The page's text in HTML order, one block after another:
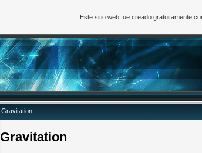
Gravitation
Gravitation
Este sitio web fue creado gratuitamente